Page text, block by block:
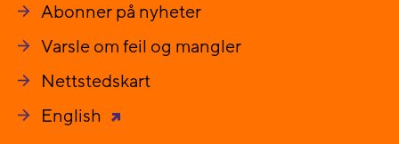
Abonner på nyheter
Varsle om feil og mangler
Nettstedskart
English